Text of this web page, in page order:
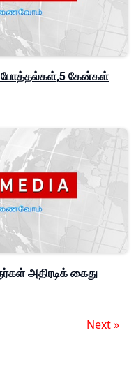
போத்தல்கள்,5 கேன்கள்
அதிரடிக் கைது
Next »